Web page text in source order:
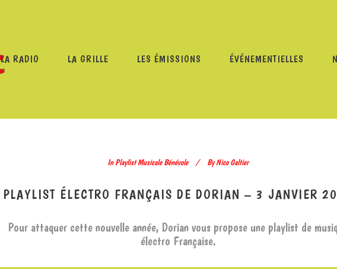
LA RADIO LA GRILLE LES ÉMISSIONS ÉVÉNEMENTIELLES
In Playlist Musicale Bénévole By Nico Galtier
PLAYLIST ÉLECTRO FRANÇAIS DE DORIAN – 3 JANVIER
Pour attaquer cette nouvelle année, Dorian vous propose une playlist de
électro Française.